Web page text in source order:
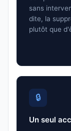
sans
dite, la
plutôt que
🔒
Un seul